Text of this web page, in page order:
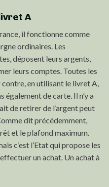
A
il fonctionne comme
ordinaires. Les
déposent leurs argents,
leurs comptes. Toutes les
en utilisant le livret A,
également de carte. Il n’y a
de retirer de l’argent peut
dit précédemment,
et le plafond maximum.
c’est l’Etat qui propose les
un achat. Un achat à